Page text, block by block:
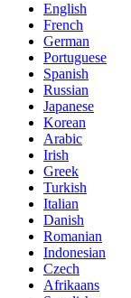
English
French
German
Portuguese
Spanish
Russian
Japanese
Korean
Arabic
Irish
Greek
Turkish
Italian
Danish
Romanian
Indonesian
Czech
Afrikaans